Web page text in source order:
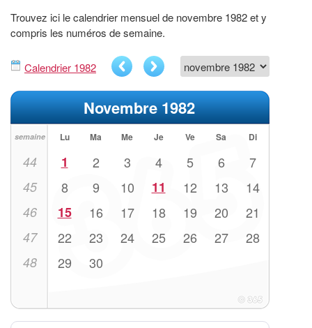
Trouvez ici le calendrier mensuel de novembre 1982 et y
compris les numéros de semaine.
Calendrier 1982
Novembre 1982
semaine Lu Ma Me Je Ve Sa Di
44 1 2 3 4 5 6 7
45 8 9 10 11 12 13 14
46 15 16 17 18 19 20 21
47 22 23 24 25 26 27 28
48 29 30